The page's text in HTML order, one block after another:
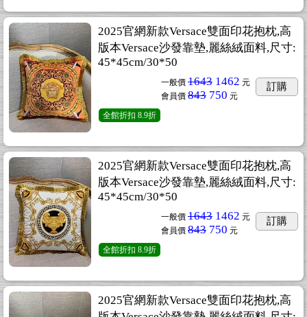
2025官網新款Versace雙面印花抱枕,高
版本Versace沙發靠墊,麗絲絨面料,尺寸:
45*45cm/30*50
一般價 1643 1462 元
會員價 843 750 元
訂購
全館折扣 8.9折
2025官網新款Versace雙面印花抱枕,高
版本Versace沙發靠墊,麗絲絨面料,尺寸:
45*45cm/30*50
一般價 1643 1462 元
會員價 843 750 元
訂購
全館折扣 8.9折
2025官網新款Versace雙面印花抱枕,高